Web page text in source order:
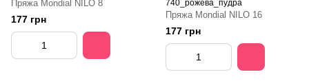
Пряжа Mondial NILO 8
177 грн
740_рожева_пудра
Пряжа Mondial NILO 16
177 грн